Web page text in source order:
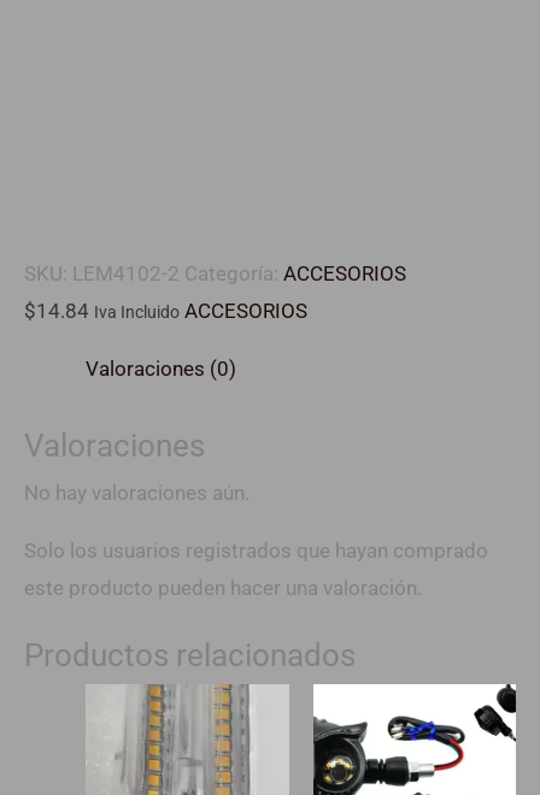
SKU: LEM4102-2 Categoría: ACCESORIOS
$14.84 Iva Incluido ACCESORIOS
Valoraciones (0)
Valoraciones
No hay valoraciones aún.
Solo los usuarios registrados que hayan comprado
este producto pueden hacer una valoración.
Productos relacionados